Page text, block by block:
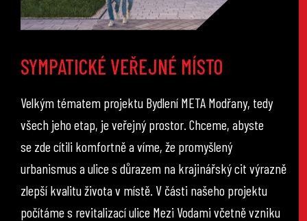
SYMPATICKÉ VEŘEJNÉ MÍSTO
Velkým tématem projektu Bydlení META Modřany, tedy
všech jeho etap, je veřejný prostor. Chceme, abyste
se zde cítili komfortně a víme, že promyšlený
urbanismus a ulice s důrazem na krajinářský cit výrazně
zlepší kvalitu života v místě. V části našeho projektu
počítáme s revitalizací ulice Mezi Vodami včetně vzniku